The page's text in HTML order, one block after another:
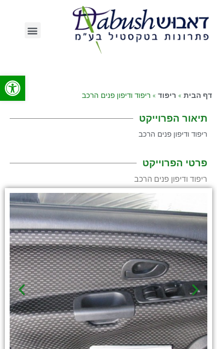
פתח
דף הבית » ריפוד » ריפוד ודיפון פנים הרכב
תיאור הפרוייקט
ריפוד ודיפון פנים הרכב
פרטי הפרוייקט
ריפוד ודיפון פנים הרכב